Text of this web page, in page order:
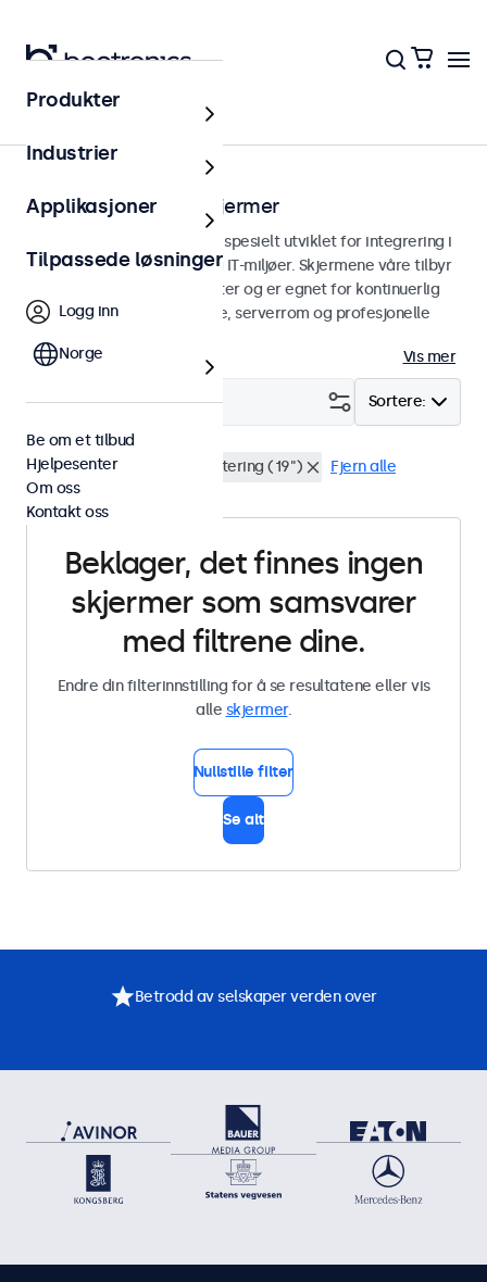
Hjem
Stativmonterbare skjermer
Stativmonterbare skjermer spesielt utviklet for integrering i
19-tommers serverstativ og IT-miljøer. Skjermene våre tilbyr
allsidige tilkoblingsmuligheter og er egnet for kontinuerlig
bruk. Perfekt for datasentre, serverrom og profesjonelle
Vis mer
Sortere:
Filter (0)
Vanntett (IP65) Rackmontering (19") Fjern alle
Beklager, det finnes ingen
skjermer som samsvarer
med filtrene dine.
Endre din filterinnstilling for å se resultatene eller vis
alle skjermer.
Nullstille filter
Se alt
Produkter
Industrier
Applikasjoner
Tilpassede løsninger
Logg inn
Norge
Be om et tilbud
Hjelpesenter
Om oss
Kontakt oss
Betrodd av selskaper verden over